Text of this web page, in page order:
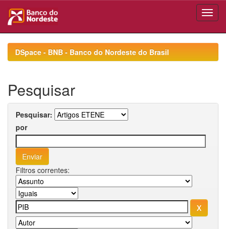
navigationDSpace - BNB - Banco do Nordeste do Brasil
Pesquisar
Pesquisar:
por
Filtros correntes: